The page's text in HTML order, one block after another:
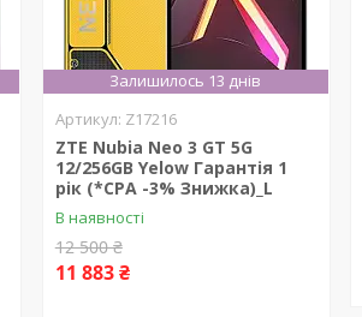
Залишилось 13 днів
Z17216
ZTE Nubia Neo 3 GT 5G
12/256GB Yelow Гарантія 1
рік (*CPA -3% Знижка)_L
В наявності
12 500 ₴
11 883 ₴